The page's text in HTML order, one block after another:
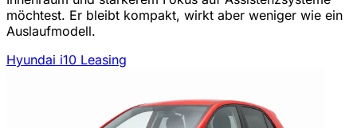
möchtest. Er bleibt kompakt, wirkt aber weniger wie ein
Auslaufmodell.
Hyundai i10 Leasing